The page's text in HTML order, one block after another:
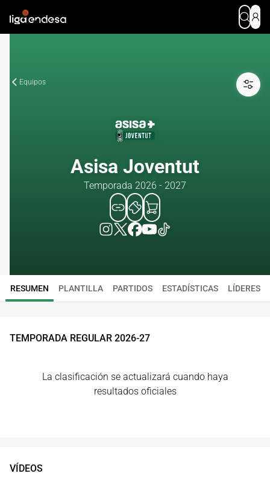
Equipos
Asisa Joventut
Temporada 2026 - 2027
RESUMEN PLANTILLA PARTIDOS ESTADÍSTICAS LÍDERES
TEMPORADA REGULAR 2026-27
La clasificación se actualizará cuando haya
resultados oficiales
VÍDEOS